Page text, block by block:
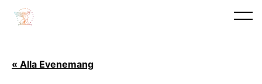
« Alla Evenemang